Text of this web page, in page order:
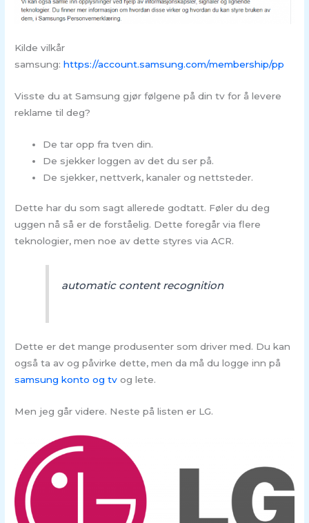
Kilde vilkår
samsung:https://account.samsung.com/membership/pp
Visste du at Samsung gjør følgene på din tv for å levere
reklame til deg?
De tar opp fra tven din.
De sjekker loggen av det du ser på.
De sjekker, nettverk, kanaler og nettsteder.
Dette har du som sagt allerede godtatt. Føler du deg
uggen nå så er de forståelig. Dette foregår via flere
teknologier, men noe av dette styres via ACR.
automatic content recognition
Dette er det mange produsenter som driver med. Du kan
også ta av og påvirke dette, men da må du logge inn på
samsung konto og tv og lete.
Men jeg går videre. Neste på listen er LG.